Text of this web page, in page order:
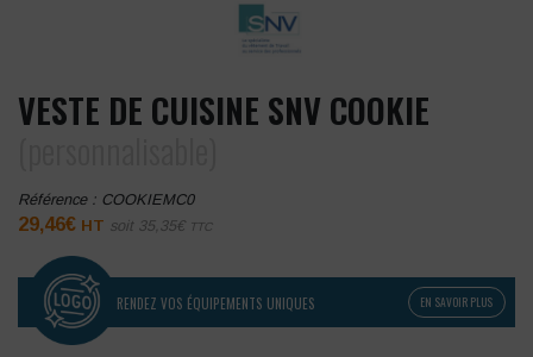
VESTE DE CUISINE SNV COOKIE
Référence : COOKIEMC0
29,46€ HT soit 35,35€ TTC
RENDEZ VOS ÉQUIPEMENTS UNIQUES EN SAVOIR PLUS